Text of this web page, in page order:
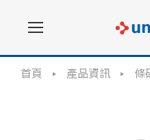
首頁 產品資訊 條